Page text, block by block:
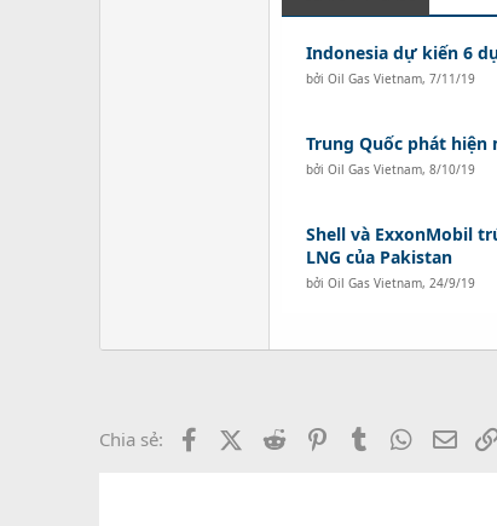
Indonesia dự kiến 6
bởiOil Gas Vietnam,7/11/19
Trung Quốc phát
bởiOil Gas Vietnam,8/10/19
Shell và ExxonMobil
LNG của Pakistan
bởiOil Gas Vietnam,24/9/19
Chia sẻ: FacebookX (Twitter)
Reddit PinterestTumblr